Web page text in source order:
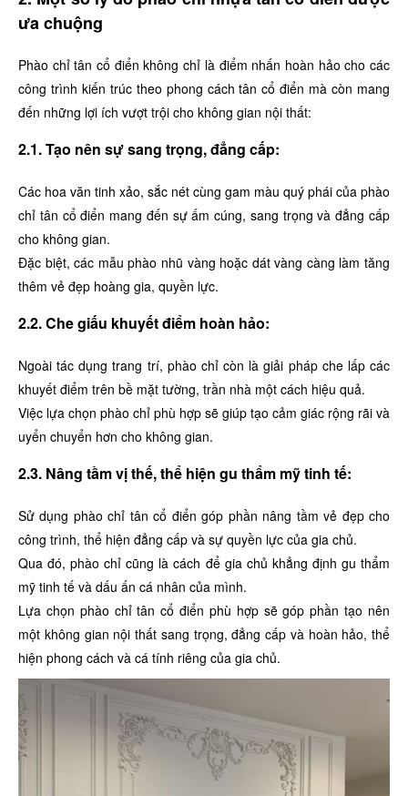
ưa chuộng
Phào chỉ tân cổ điển không chỉ là điểm nhấn hoàn hảo cho các
công trình kiến trúc theo phong cách tân cổ điển mà còn mang
đến những lợi ích vượt trội cho không gian nội thất:
2.1. Tạo nên sự sang trọng, đẳng cấp:
Các hoa văn tinh xảo, sắc nét cùng gam màu quý phái của phào
chỉ tân cổ điển mang đến sự ấm cúng, sang trọng và đẳng cấp
cho không gian.
Đặc biệt, các mẫu phào nhũ vàng hoặc dát vàng càng làm tăng
thêm vẻ đẹp hoàng gia, quyền lực.
2.2. Che giấu khuyết điểm hoàn hảo:
Ngoài tác dụng trang trí, phào chỉ còn là giải pháp che lấp các
khuyết điểm trên bề mặt tường, trần nhà một cách hiệu quả.
Việc lựa chọn phào chỉ phù hợp sẽ giúp tạo cảm giác rộng rãi và
uyển chuyển hơn cho không gian.
2.3. Nâng tầm vị thế, thể hiện gu thẩm mỹ tinh tế:
Sử dụng phào chỉ tân cổ điển góp phần nâng tầm vẻ đẹp cho
công trình, thể hiện đẳng cấp và sự quyền lực của gia chủ.
Qua đó, phào chỉ cũng là cách để gia chủ khẳng định gu thẩm
mỹ tinh tế và dấu ấn cá nhân của mình.
Lựa chọn phào chỉ tân cổ điển phù hợp sẽ góp phần tạo nên
một không gian nội thất sang trọng, đẳng cấp và hoàn hảo, thể
hiện phong cách và cá tính riêng của gia chủ.